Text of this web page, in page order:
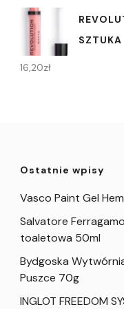
SZTUKA
16,20zł
Ostatnie wpisy
Vasco Paint Gel
Salvatore
toaletowa 50ml
Bydgoska
Puszce 70g
INGLOT FREEDOM